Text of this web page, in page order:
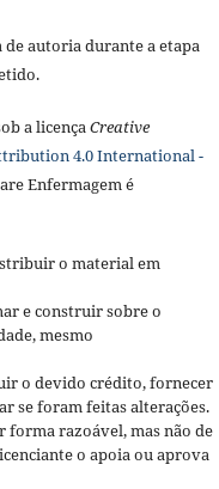
autoria durante a etapa
a licençaCreative
4.0 International -
Enfermagem é
o material em
e construir sobre o
mesmo
o devido crédito, fornecer
se foram feitas alterações.
forma razoável, mas não de
o apoia ou aprova